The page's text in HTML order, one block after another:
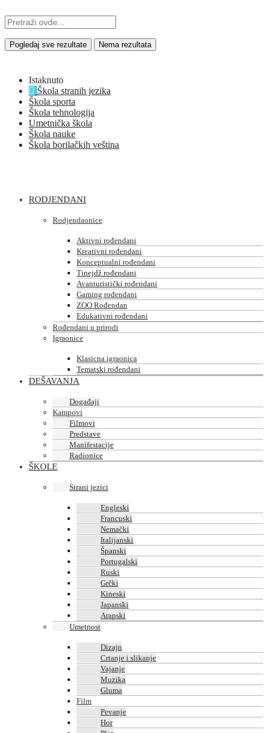
Pogledaj sve rezultate Nema rezultata
Istaknuto
Škola stranih jezika
Škola sporta
Škola tehnologija
Umetnička škola
Škola nauke
Škola borilačkih veština
RODJENDANI
Rodjendaonice
Aktivni rođendani
Kreativni rođendani
Konceptualni rođendani
Tinejdž rođendani
Avanturistički rođendani
Gaming rođendani
ZOO Rođendan
Edukativni rođendani
Rođendani u prirodi
Igraonice
Klasicna igraonica
Tematski rođendani
DEŠAVANJA
Događaji
Kampovi
Filmovi
Predstave
Manifestacije
Radionice
ŠKOLE
Strani jezici
Engleski
Francuski
Nemački
Italijanski
Španski
Portugalski
Ruski
Grčki
Kineski
Japanski
Arapski
Umetnost
Dizajn
Crtanje i slikanje
Vajanje
Muzika
Gluma
Film
Pevanje
Hor